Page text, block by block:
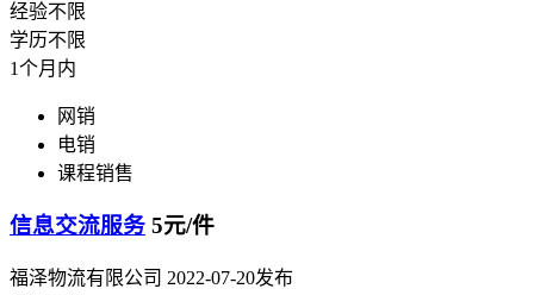
经验不限
学历不限
1个月内
网销
电销
课程销售
信息交流服务 5元/件
福泽物流有限公司 2022-07-20发布